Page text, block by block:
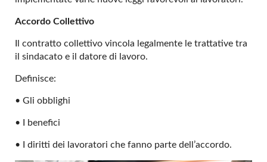
Accordo Collettivo
Il contratto collettivo vincola legalmente le trattative tra
il sindacato e il datore di lavoro.
Definisce:
• Gli obblighi
• I benefici
• I diritti dei lavoratori che fanno parte dell’accordo.